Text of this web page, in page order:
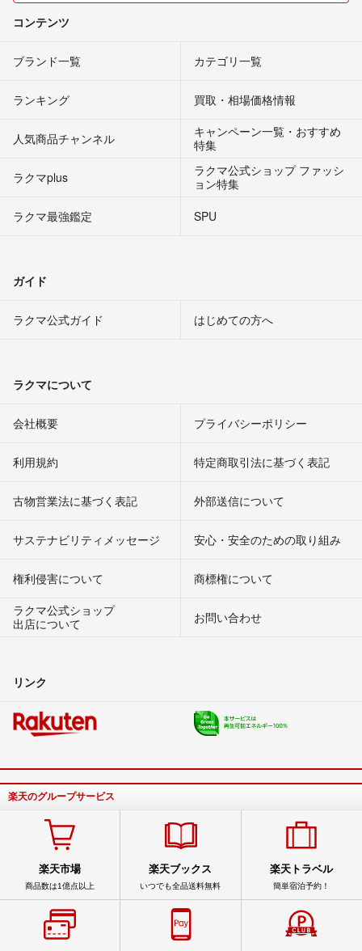
コンテンツ
ブランド一覧 カテゴリ一覧
ランキング 買取・相場価格情報
人気商品チャンネル
キャンペーン一覧・おすすめ
特集
ラクマplus
ラクマ公式ショップ ファッシ
ョン特集
ラクマ最強鑑定
SPU
ガイド
ラクマ公式ガイド はじめての方へ
ラクマについて
会社概要 プライバシーポリシー
利用規約 特定商取引法に基づく表記
古物営業法に基づく表記 外部送信について
サステナビリティメッセージ 安心・安全のための取り組み
権利侵害について
商標権について
ラクマ公式ショップ
出店について
お問い合わせ
リンク
楽天のグループサービス
楽天市場
商品数は1億点以上
楽天ブックス
いつでも全品送料無料
楽天トラベル
簡単宿泊予約！